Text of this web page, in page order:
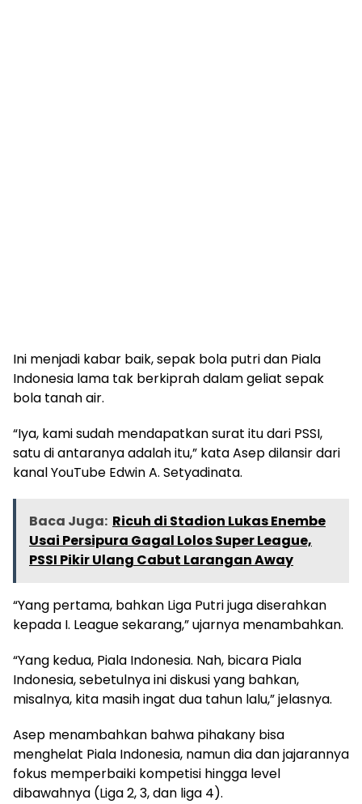
Ini menjadi kabar baik, sepak bola putri dan Piala
Indonesia lama tak berkiprah dalam geliat sepak
bola tanah air.
“Iya, kami sudah mendapatkan surat itu dari PSSI,
satu di antaranya adalah itu,” kata Asep dilansir dari
kanal YouTube Edwin A. Setyadinata.
Baca Juga: Ricuh di Stadion Lukas Enembe
Usai Persipura Gagal Lolos Super League,
PSSI Pikir Ulang Cabut Larangan Away
“Yang pertama, bahkan Liga Putri juga diserahkan
kepada I. League sekarang,” ujarnya menambahkan.
“Yang kedua, Piala Indonesia. Nah, bicara Piala
Indonesia, sebetulnya ini diskusi yang bahkan,
misalnya, kita masih ingat dua tahun lalu,” jelasnya.
Asep menambahkan bahwa pihakany bisa
menghelat Piala Indonesia, namun dia dan jajarannya
fokus memperbaiki kompetisi hingga level
dibawahnya (Liga 2, 3, dan liga 4).